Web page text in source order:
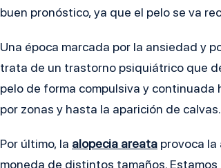
buen pronóstico, ya que el pelo se va
Una época marcada por la ansiedad y
trata de un trastorno psiquiátrico que
pelo de forma compulsiva y
por zonas y hasta la aparición de calvas.
Por último, la alopecia areata provoca
moneda de distintos tamaños.